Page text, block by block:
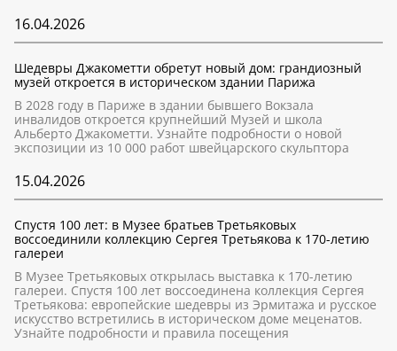
16.04.2026
Шедевры Джакометти обретут новый дом: грандиозный
музей откроется в историческом здании Парижа
В 2028 году в Париже в здании бывшего Вокзала
инвалидов откроется крупнейший Музей и школа
Альберто Джакометти. Узнайте подробности о новой
экспозиции из 10 000 работ швейцарского скульптора
15.04.2026
Спустя 100 лет: в Музее братьев Третьяковых
воссоединили коллекцию Сергея Третьякова к 170-летию
галереи
В Музее Третьяковых открылась выставка к 170-летию
галереи. Спустя 100 лет воссоединена коллекция Сергея
Третьякова: европейские шедевры из Эрмитажа и русское
искусство встретились в историческом доме меценатов.
Узнайте подробности и правила посещения